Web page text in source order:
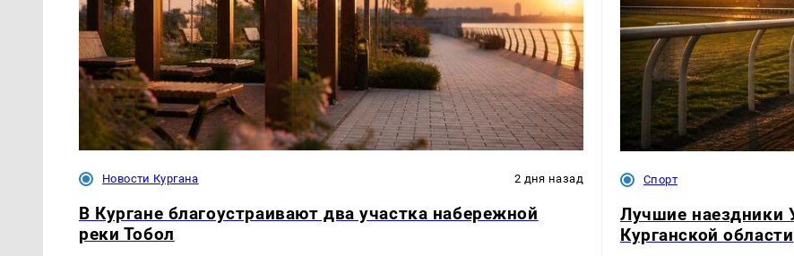
Новости Кургана 2 дня назад
В Кургане благоустраивают два участка набережной
реки Тобол
Спорт
Лучшие наездники
Курганской области